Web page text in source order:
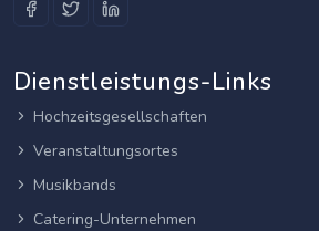
Dienstleistungs-Links
Hochzeitsgesellschaften
Veranstaltungsortes
Musikbands
Catering-Unternehmen